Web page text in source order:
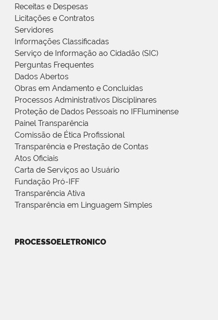
Receitas e Despesas
Licitações e Contratos
Servidores
Informações Classificadas
Serviço de Informação ao Cidadão (SIC)
Perguntas Frequentes
Dados Abertos
Obras em Andamento e Concluídas
Processos Administrativos Disciplinares
Proteção de Dados Pessoais no IFFluminense
Painel Transparência
Comissão de Ética Profissional
Transparência e Prestação de Contas
Atos Oficiais
Carta de Serviços ao Usuário
Fundação Pró-IFF
Transparência Ativa
Transparência em Linguagem Simples
PROCESSOELETRONICO